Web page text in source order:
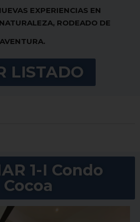
EXPERIENCIAS EN
RODEADO DE
LISTADO
1-I Condo
Cocoa